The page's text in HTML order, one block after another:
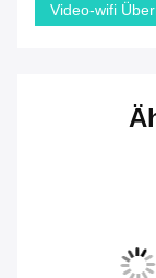
Video-wifi